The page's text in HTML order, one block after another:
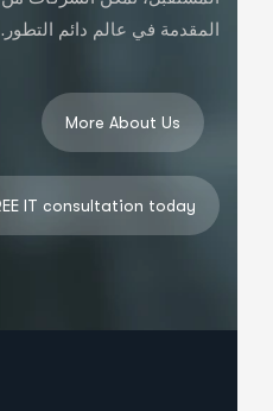
المقدمة في عالم دائم التطور.